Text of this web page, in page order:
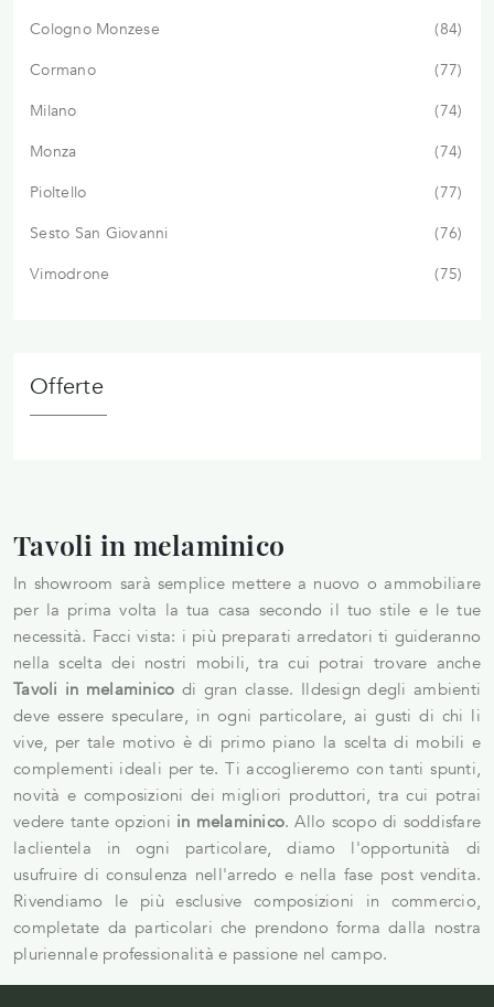
Cologno Monzese
84
Cormano
77
Milano
74
Monza
74
Pioltello
77
Sesto San Giovanni
76
Vimodrone
75
Offerte
Tavoli in melaminico
In showroom sarà semplice mettere a nuovo o ammobiliare
per la prima volta la tua casa secondo il tuo stile e le tue
necessità. Facci vista: i più preparati arredatori ti guideranno
nella scelta dei nostri mobili, tra cui potrai trovare anche
Tavoli in melaminico di gran classe. Ildesign degli ambienti
deve essere speculare, in ogni particolare, ai gusti di chi li
vive, per tale motivo è di primo piano la scelta di mobili e
complementi ideali per te. Ti accoglieremo con tanti spunti,
novità e composizioni dei migliori produttori, tra cui potrai
vedere tante opzioni in melaminico. Allo scopo di soddisfare
laclientela in ogni particolare, diamo l'opportunità di
usufruire di consulenza nell'arredo e nella fase post vendita.
Rivendiamo le più esclusive composizioni in commercio,
completate da particolari che prendono forma dalla nostra
pluriennale professionalità e passione nel campo.